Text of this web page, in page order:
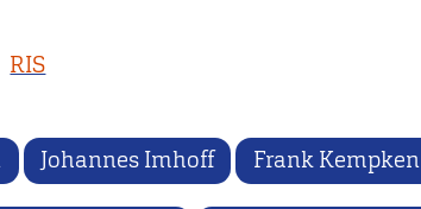
RIS
Johannes Imhoff Frank Kempken